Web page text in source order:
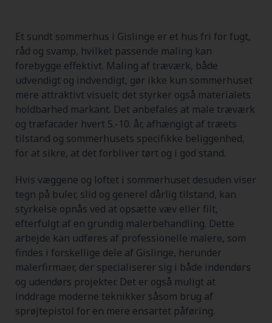
Et sundt sommerhus i Gislinge er et hus fri for fugt,
råd og svamp, hvilket passende maling kan
forebygge effektivt. Maling af træværk, både
udvendigt og indvendigt, gør ikke kun sommerhuset
mere attraktivt visuelt; det styrker også materialets
holdbarhed markant. Det anbefales at male træværk
og træfacader hvert 5.-10. år, afhængigt af træets
tilstand og sommerhusets specifikke beliggenhed,
for at sikre, at det forbliver tørt og i god stand.
Hvis væggene og loftet i sommerhuset desuden viser
tegn på buler, slid og generel dårlig tilstand, kan
styrkelse opnås ved at opsætte væv eller filt,
efterfulgt af en grundig malerbehandling. Dette
arbejde kan udføres af professionelle malere, som
findes i forskellige dele af Gislinge, herunder
malerfirmaer, der specialiserer sig i både indendørs
og udendørs projekter. Det er også muligt at
inddrage moderne teknikker såsom brug af
sprøjtepistol for en mere ensartet påføring.